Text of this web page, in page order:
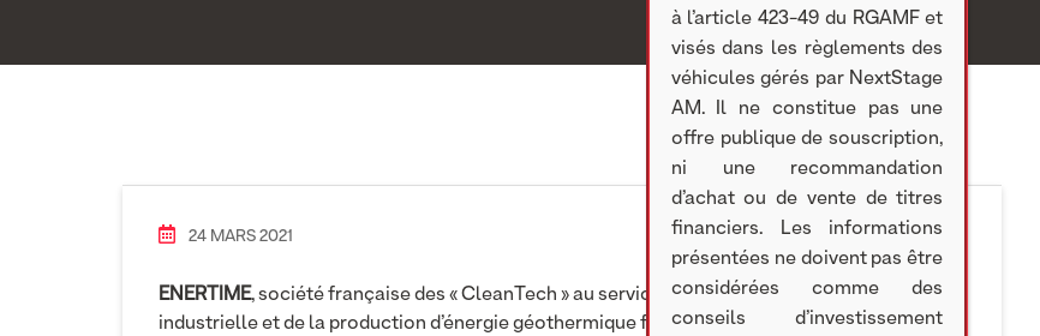
24 MARS 2021
ENERTIME, société française des « CleanTech » au service de l’efficacité énergétique
industrielle et de la production d’énergie géothermique fait le point sur les 4 projets déposés
à l’article 423-49 du RGAMF et
visés dans les règlements des
véhicules gérés par NextStage
AM. Il ne constitue pas une
offre publique de souscription,
ni une recommandation
d’achat ou de vente de titres
financiers. Les informations
présentées ne doivent pas être
considérées comme des
conseils d’investissement